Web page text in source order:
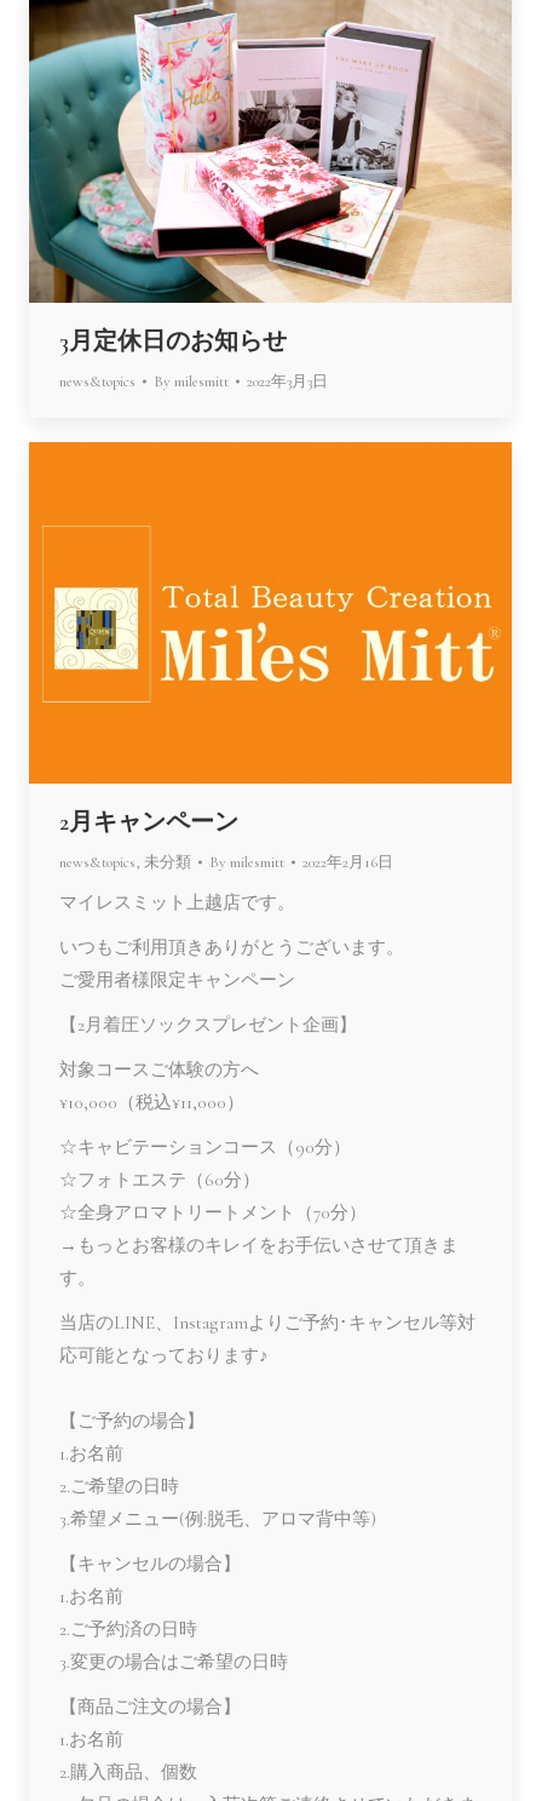
3月定休日のお知らせ
news&topics By milesmitt 2022年3月3日
2月キャンペーン
news&topics, 未分類 By milesmitt 2022年2月16日
マイレスミット上越店です。
いつもご利用頂きありがとうございます。
ご愛用者様限定キャンペーン
【2月着圧ソックスプレゼント企画】
対象コースご体験の方へ
¥10,000（税込¥11,000）
☆キャビテーションコース（90分）
☆フォトエステ（60分）
☆全身アロマトリートメント（70分）
→もっとお客様のキレイをお手伝いさせて頂きま
す。
当店のLINE、Instagramよりご予約･キャンセル等対
応可能となっております♪
【ご予約の場合】
1.お名前
2.ご希望の日時
3.希望メニュー(例:脱毛、アロマ背中等)
【キャンセルの場合】
1.お名前
2.ご予約済の日時
3.変更の場合はご希望の日時
【商品ご注文の場合】
1.お名前
2.購入商品、個数